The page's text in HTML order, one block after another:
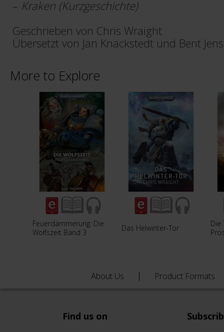
– Kraken (Kurzgeschichte)
Geschrieben von Chris Wraight
Übersetzt von Jan Knackstedt und Bent
More to Explore
Feuerdämmerung: Die
Wolfszeit Band 3
Das Helwinter-Tor
Die
About Us Product Formats
Find us on